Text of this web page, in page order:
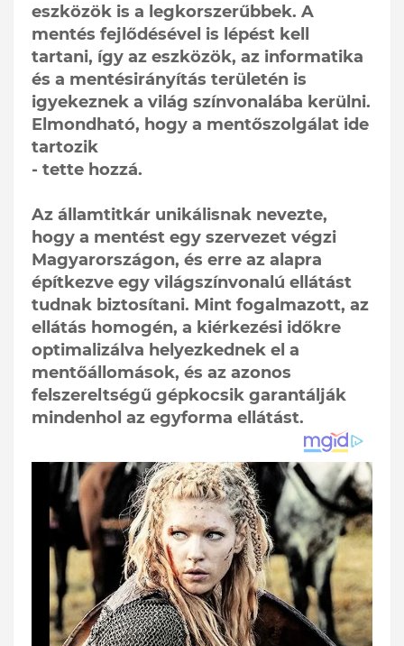
eszközök is a legkorszerűbbek. A
mentés fejlődésével is lépést kell
tartani, így az eszközök, az informatika
és a mentésirányítás területén is
igyekeznek a világ színvonalába kerülni.
Elmondható, hogy a mentőszolgálat ide
tartozik
- tette hozzá.
Az államtitkár unikálisnak nevezte,
hogy a mentést egy szervezet végzi
Magyarországon, és erre az alapra
építkezve egy világszínvonalú ellátást
tudnak biztosítani. Mint fogalmazott, az
ellátás homogén, a kiérkezési időkre
optimalizálva helyezkednek el a
mentőállomások, és az azonos
felszereltségű gépkocsik garantálják
mindenhol az egyforma ellátást.